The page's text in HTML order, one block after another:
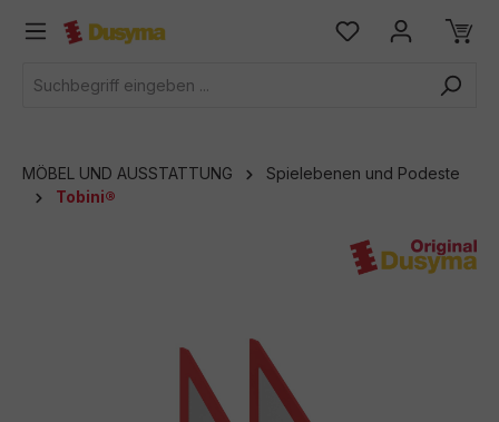
springen
MÖBEL UND AUSSTATTUNG
Spielebenen und Podeste
Tobini®